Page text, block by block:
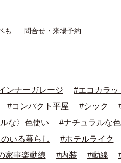
も 問合せ・来場予約
ンナーガレージ #エコカラッ
#コンパクト平屋 #シック
な〉色使い #ナチュラルな
いる暮らし #ホテルライク
家事楽動線 #内装 #動線